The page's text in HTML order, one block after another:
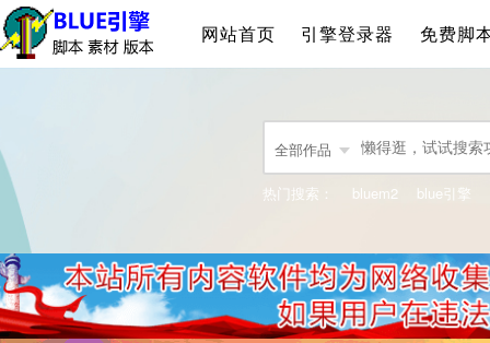
网站首页 引擎登录器 免费脚
全部作品
热门搜索： bluem2 blue引擎